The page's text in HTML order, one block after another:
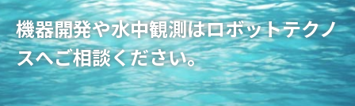
機器開発や水中観測はロボットテクノ
スへご相談ください。